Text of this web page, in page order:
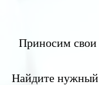
Приносим свои
Найдите